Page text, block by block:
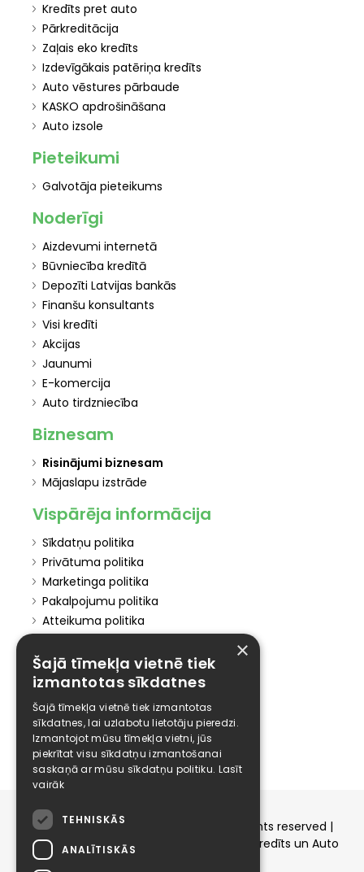
Kredīts pret auto
Pārkreditācija
Zaļais eko kredīts
Izdevīgākais patēriņa kredīts
Auto vēstures pārbaude
KASKO apdrošināšana
Auto izsole
Pieteikumi
Galvotāja pieteikums
Noderīgi
Aizdevumi internetā
Būvniecība kredītā
Depozīti Latvijas bankās
Finanšu konsultants
Visi kredīti
Akcijas
Jaunumi
E-komercija
Auto tirdzniecība
Biznesam
Risinājumi biznesam
Mājaslapu izstrāde
Vispārēja informācija
Sīkdatņu politika
Privātuma politika
Marketinga politika
Pakalpojumu politika
Atteikuma politika
Elīzings
Affiliate
Karjera
Kontakti
Copyright © 2015-2026 elizings.lv | All rights reserved |
elizings - Kredītu salīdzināšana, Patēriņa kredīts un Auto
×
Šajā tīmekļa vietnē tiek
izmantotas sīkdatnes
Šajā tīmekļa vietnē tiek izmantotas
sīkdatnes, lai uzlabotu lietotāju pieredzi.
Izmantojot mūsu tīmekļa vietni, jūs
piekrītat visu sīkdatņu izmantošanai
saskaņā ar mūsu sīkdatņu politiku. Lasīt
vairāk
TEHNISKĀS
ANALĪTISKĀS